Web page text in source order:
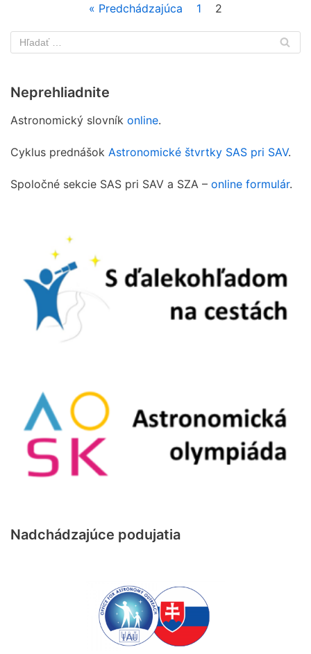
« Predchádzajúca 1 2
Neprehliadnite
Astronomický slovník online.
Cyklus prednášok Astronomické štvrtky SAS pri SAV.
Spoločné sekcie SAS pri SAV a SZA – online formulár.
Nadchádzajúce podujatia